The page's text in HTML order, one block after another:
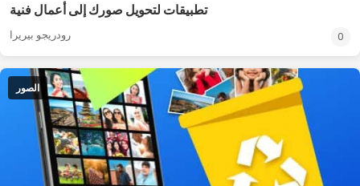
تطبيقات لتحويل صورك إلى أعمال فنية
رودريجو بيريرا 0
الصور